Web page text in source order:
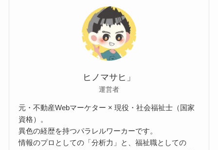
ヒノマサヒ」
運営者
元・不動産Webマーケター × 現役・社会福祉士（国家
資格）。
異色の経歴を持つパラレルワーカーです。
情報のプロとしての「分析力」と、福祉職としての